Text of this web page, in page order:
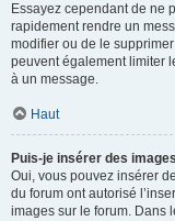
Essayez cependant de ne
rapidement rendre un
modifier ou de le
peuvent également limiter
à un message.
Haut
Puis-je insérer des
Oui, vous pouvez insérer
du forum ont autorisé
images sur le forum. Dans